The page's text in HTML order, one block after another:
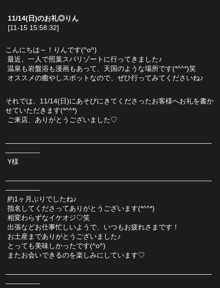
11/14(日)のお礼◎りん
[11-15 15:58:32]
こんにちは～！りんです(^o^)
最近、一人で照葉スパリゾートに行ってきました♪
温泉も岩盤浴も漫画もあって、天国のような場所です(*^^*)笑
オススメの癒やしスポットなので、ぜひ行ってみてくださいね♪
それでは、11/14(日)にあそびにきてくださったお客様へお礼を書か
せていただきます(*^^*)
ご来店、ありがとうございました♡
――――――――――――――――――――――――――――――
―――――
Y様
――――――――――――――――――――――――――――――
―――――
約1ヶ月ぶりでしたね♪
指名してくださってありがとうございます(*^^*)
相変わらずなイケオジ♡笑
出張などお仕事忙しいようで、いつもお疲れさまです！
お土産までありがとうございました♪
とっても美味しかったです(^o^)
またお会いできるのを楽しみにしています♡
――――――――――――――――――――――――――――――
―――――